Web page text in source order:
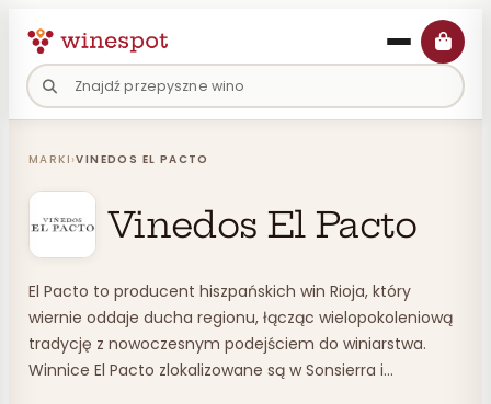
treści
MARKI ›VINEDOS EL PACTO
Vinedos El Pacto
El Pacto to producent hiszpańskich win Rioja, który
wiernie oddaje ducha regionu, łącząc wielopokoleniową
tradycję z nowoczesnym podejściem do winiarstwa.
Winnice El Pacto zlokalizowane są w Sonsierra i…